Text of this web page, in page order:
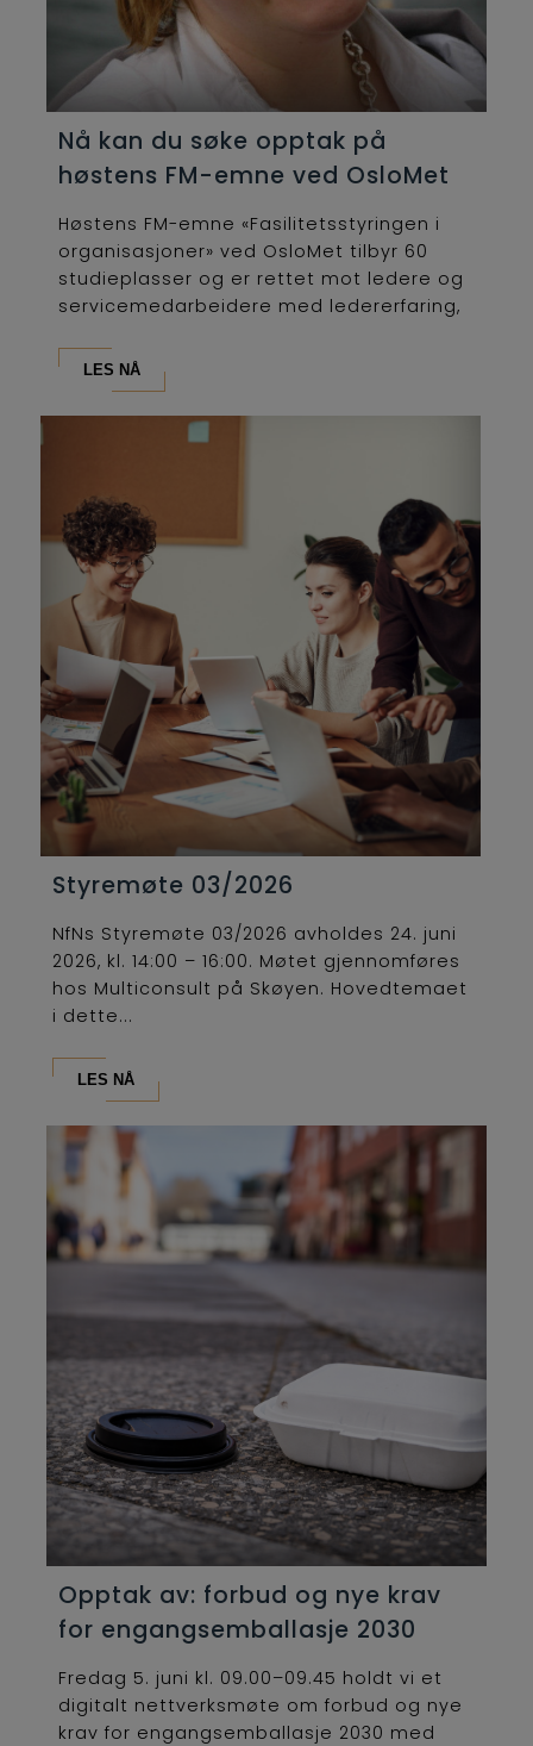
Nå kan du søke opptak på
høstens FM-emne ved OsloMet
Høstens FM-emne «Fasilitetsstyringen i
organisasjoner» ved OsloMet tilbyr 60
studieplasser og er rettet mot ledere og
servicemedarbeidere med ledererfaring,
LES NÅ
Styremøte 03/2026
NfNs Styremøte 03/2026 avholdes 24. juni
2026, kl. 14:00 – 16:00. Møtet gjennomføres
hos Multiconsult på Skøyen. Hovedtemaet
i dette...
LES NÅ
Opptak av: forbud og nye krav
for engangsemballasje 2030
Fredag 5. juni kl. 09.00–09.45 holdt vi et
digitalt nettverksmøte om forbud og nye
krav for engangsemballasje 2030 med